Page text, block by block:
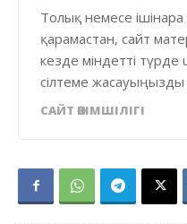
Толық немесе
қарамастан, сайт
кезде міндетті
сілтеме жасауыңызды
САЙТ ӘКІМШІЛІГІ